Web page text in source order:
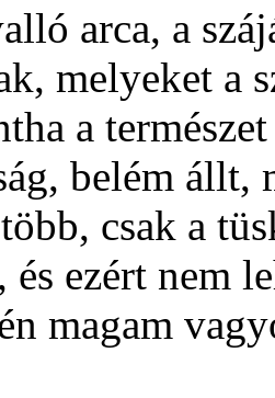
arca, a
melyeket a
a
belém
csak a
és ezért nem
magam